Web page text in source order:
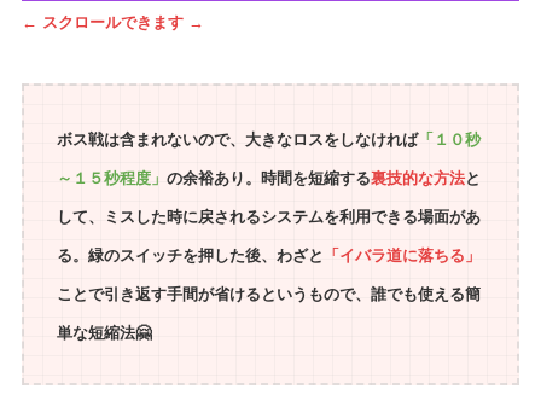
← スクロールできます →
ボス戦は含まれないので、大きなロスをしなければ「１０秒
～１５秒程度」 の余裕あり。時間を短縮する裏技的な方法と
して、ミスした時に戻されるシステムを利用できる場面があ
る。緑のスイッチを押した後、わざと 「イバラ道に落ちる」
ことで引き返す手間が省けるというもので、誰でも使える簡
単な短縮法🤗